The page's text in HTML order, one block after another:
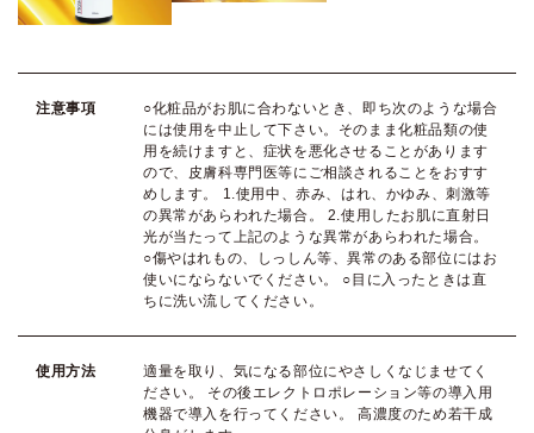
注意事項
○化粧品がお肌に合わないとき、即ち次のような場合
には使用を中止して下さい。そのまま化粧品類の使
用を続けますと、症状を悪化させることがあります
ので、皮膚科専門医等にご相談されることをおすす
めします。 1.使用中、赤み、はれ、かゆみ、刺激等
の異常があらわれた場合。 2.使用したお肌に直射日
光が当たって上記のような異常があらわれた場合。
○傷やはれもの、しっしん等、異常のある部位にはお
使いにならないでください。 ○目に入ったときは直
ちに洗い流してください。
使用方法
適量を取り、気になる部位にやさしくなじませてく
ださい。 その後エレクトロポレーション等の導入用
機器で導入を行ってください。 高濃度のため若干成